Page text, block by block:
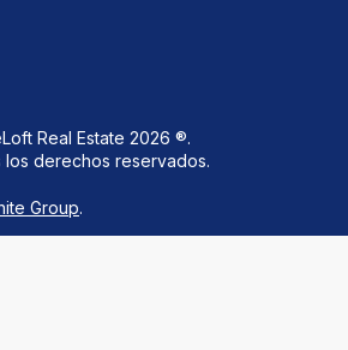
Real Estate 2026 ®.
los derechos reservados.
Group.